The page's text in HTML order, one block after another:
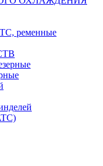
ременные